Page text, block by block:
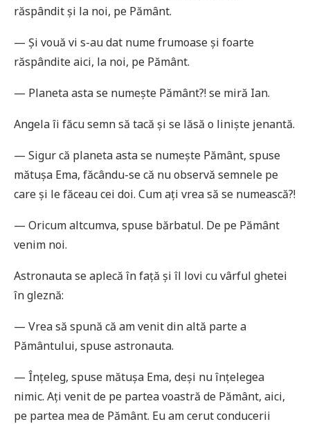
răspândit și la noi, pe Pământ.
— Și vouă vi s-au dat nume frumoase și foarte
răspândite aici, la noi, pe Pământ.
— Planeta asta se numește Pământ?! se miră Ian.
Angela îi făcu semn să tacă și se lăsă o liniște jenantă.
— Sigur că planeta asta se numește Pământ, spuse
mătușa Ema, făcându-se că nu observă semnele pe
care și le făceau cei doi. Cum ați vrea să se numească?!
— Oricum altcumva, spuse bărbatul. De pe Pământ
venim noi.
Astronauta se aplecă în față și îl lovi cu vârful ghetei
în gleznă:
— Vrea să spună că am venit din altă parte a
Pământului, spuse astronauta.
— Înțeleg, spuse mătușa Ema, deși nu înțelegea
nimic. Ați venit de pe partea voastră de Pământ, aici,
pe partea mea de Pământ. Eu am cerut conducerii